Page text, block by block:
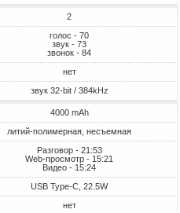
2
голос - 70
звук - 73
звонок - 84
нет
звук 32-bit / 384kHz
4000 mAh
литий-полимерная, несъемная
Разговор - 21:53
Web-просмотр - 15:21
Видео - 15:24
USB Type-C, 22.5W
нет